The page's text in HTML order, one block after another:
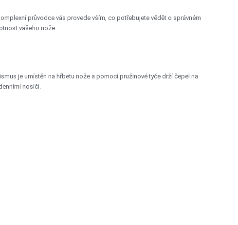
průvodce vás provede vším, co potřebujete vědět o správném
vašeho nože.
je umístěn na hřbetu nože a pomocí pružinové tyče drží čepel na
nosiči.